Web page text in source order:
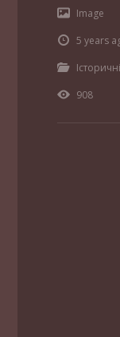
Image
5 years
908